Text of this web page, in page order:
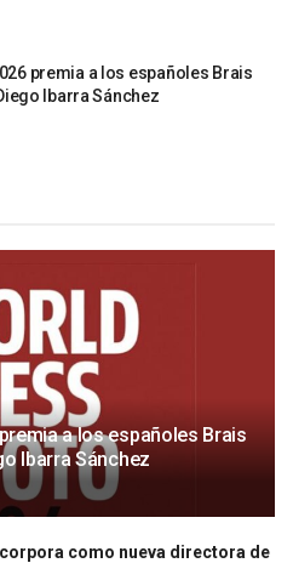
premia a los españoles Brais
Ibarra Sánchez
a los españoles Brais
Ibarra Sánchez
como nueva directora de